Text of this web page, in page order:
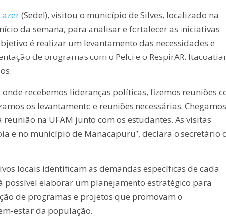
(Sedel), visitou o município de Silves, localizado na
da semana, para analisar e fortalecer as iniciativas
é realizar um levantamento das necessidades e
de programas com o Pelci e o RespirAR.
recebemos lideranças políticas, fizemos reuniões
os levantamento e reuniões necessárias. Chegamos
na UFAM junto com os estudantes. As visitas
e no município de Manacapuru”, declara o secretário
locais identificam as demandas específicas de cada
possível elaborar um planejamento estratégico para
de programas e projetos que promovam o
estar da população.